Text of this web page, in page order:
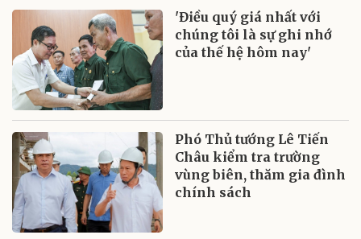
'Điều quý giá nhất với
chúng tôi là sự ghi nhớ
của thế hệ hôm nay'
Phó Thủ tướng Lê Tiến
Châu kiểm tra trường
vùng biên, thăm gia đình
chính sách